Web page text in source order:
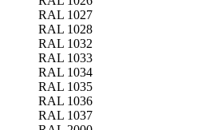
RAL 1027
RAL 1028
RAL 1032
RAL 1033
RAL 1034
RAL 1035
RAL 1036
RAL 1037